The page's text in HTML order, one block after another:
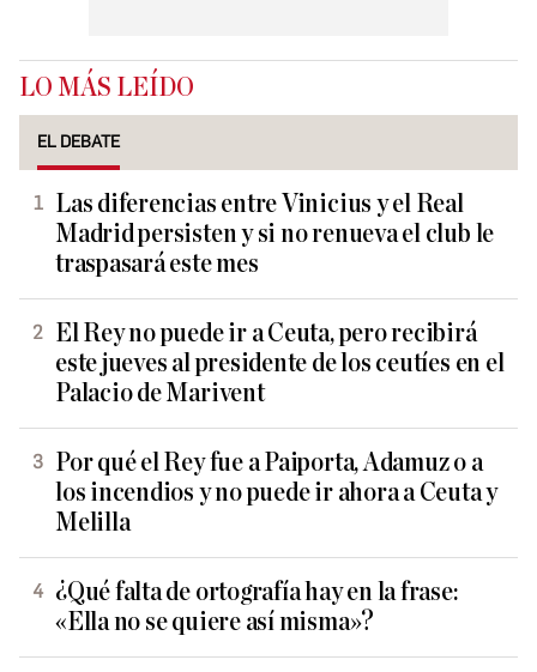
LO MÁS LEÍDO
EL DEBATE
Las diferencias entre Vinicius y el Real
Madrid persisten y si no renueva el club le
traspasará este mes
El Rey no puede ir a Ceuta, pero recibirá
este jueves al presidente de los ceutíes en el
Palacio de Marivent
Por qué el Rey fue a Paiporta, Adamuz o a
los incendios y no puede ir ahora a Ceuta y
Melilla
¿Qué falta de ortografía hay en la frase:
«Ella no se quiere así misma»?